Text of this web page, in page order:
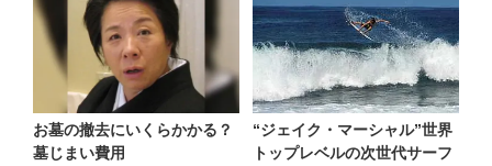
お墓の撤去にいくらかかる？
墓じまい費用
“ジェイク・マーシャル”世界
トップレベルの次世代サーフ